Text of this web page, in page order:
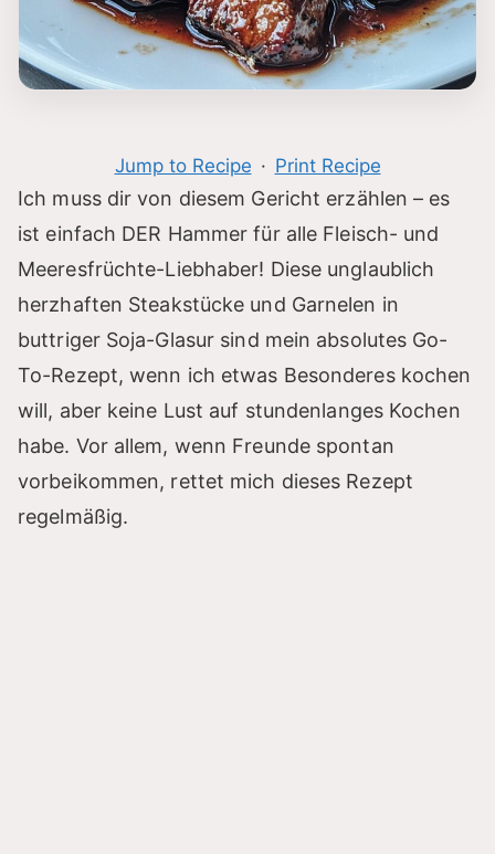
Jump to Recipe · Print Recipe
Ich muss dir von diesem Gericht erzählen – es
ist einfach DER Hammer für alle Fleisch- und
Meeresfrüchte-Liebhaber! Diese unglaublich
herzhaften Steakstücke und Garnelen in
buttriger Soja-Glasur sind mein absolutes Go-
To-Rezept, wenn ich etwas Besonderes kochen
will, aber keine Lust auf stundenlanges Kochen
habe. Vor allem, wenn Freunde spontan
vorbeikommen, rettet mich dieses Rezept
regelmäßig.